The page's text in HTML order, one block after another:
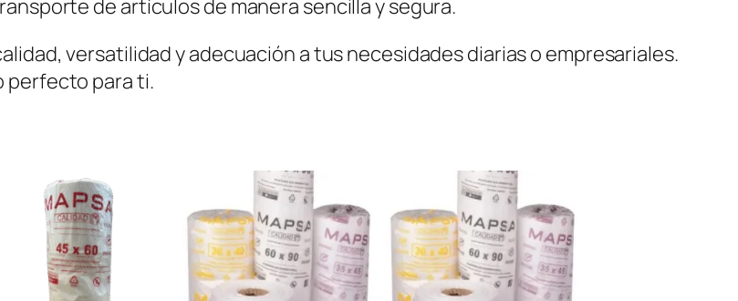
de artículos de manera sencilla y segura.
versatilidad y adecuación a tus necesidades diarias o empresariales.
perfecto para ti.